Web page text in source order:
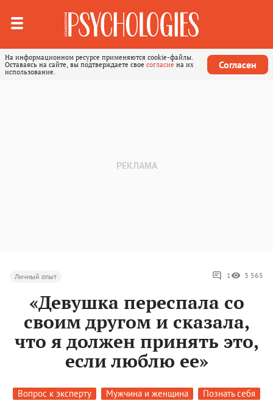
На информационном ресурсе применяются cookie-файлы.
Оставаясь на сайте, вы подтверждаете свое согласие на их
использование.
Согласен
Личный опыт 1 3 565
«Девушка переспала со
своим другом и сказала,
что я должен принять это,
если люблю ее»
Вопрос к эксперту Мужчина и женщина Познать себя